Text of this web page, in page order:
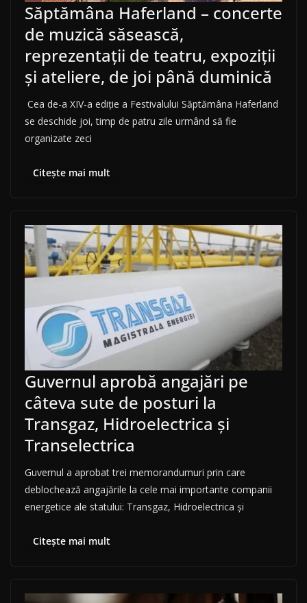
Săptămâna Haferland – concerte
de muzică săsească,
reprezentaţii de teatru, expoziţii
şi ateliere, de joi până duminică
Cea de-a XIV-a ediţie a Festivalului Săptămâna Haferland
se deschide joi, timp de patru zile urmând să fie
organizate zeci
Citește mai mult
Guvernul aprobă angajări pe
câteva sute de posturi la
Transgaz, Hidroelectrica și
Transelectrica
Guvernul a aprobat trei memorandumuri prin care
deblochează angajările la cele mai importante companii
energetice ale statului: Transgaz, Hidroelectrica și
Citește mai mult